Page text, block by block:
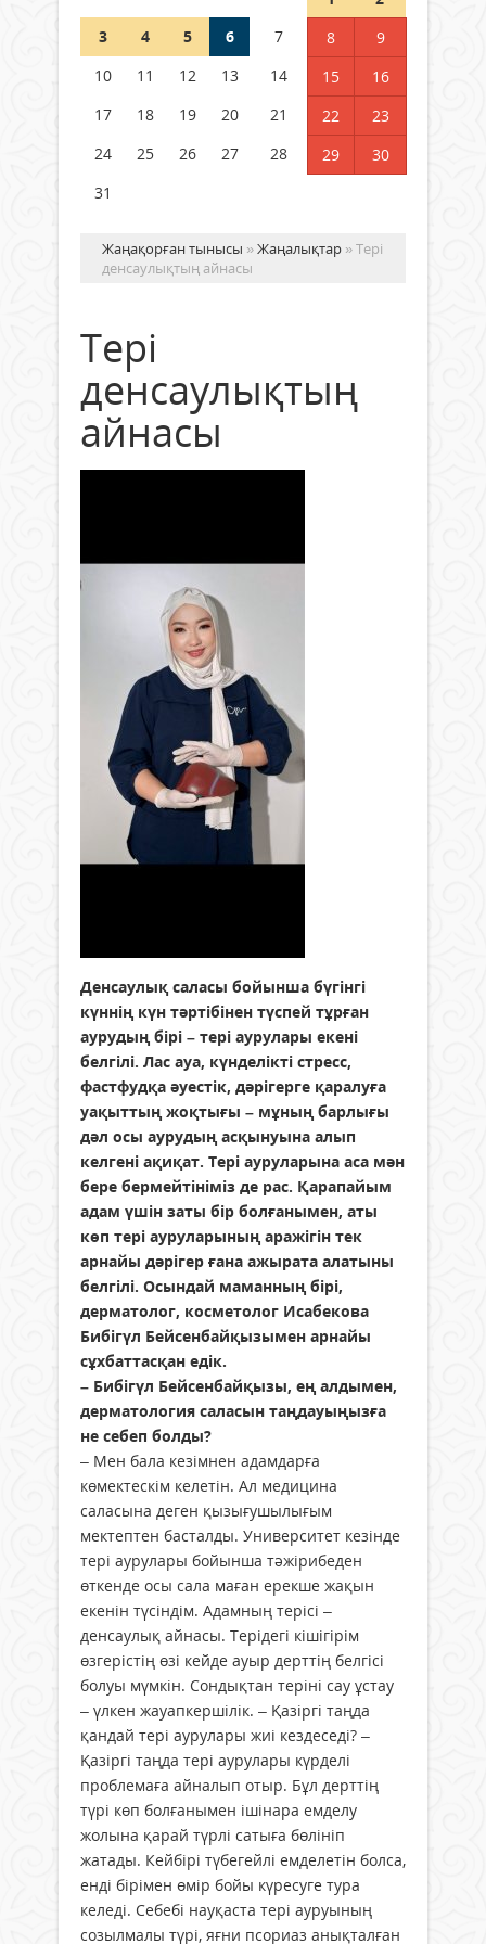
Германия аптап ыстыққа
бастады
04 тамыз 2026 ж.
3
4 5 6 7 8
9
10
11 12 13 14 15
16
17
18 19 20 21 22
23
24
25 26 27 28 29
30
31
Жаңақорған тынысы »Жаңалықтар » Тері
денсаулықтың айнасы
Тері
денсаулықтың
айнасы
Денсаулық саласы бойынша бүгінгі
күннің күн тәртібінен түспей тұрған
аурудың бірі – тері аурулары екені
белгілі. Лас ауа, күнделікті стресс,
фастфудқа әуестік, дәрігерге қаралуға
уақыттың жоқтығы – мұның барлығы
дәл осы аурудың асқынуына алып
келгені ақиқат. Тері ауруларына аса мән
бере бермейтініміз де рас. Қарапайым
адам үшін заты бір болғанымен, аты
көп тері ауруларының аражігін тек
арнайы дәрігер ғана ажырата алатыны
белгілі. Осындай маманның бірі,
дерматолог, косметолог Исабекова
Бибігүл Бейсенбайқызымен арнайы
сұхбаттасқан едік.
– Бибігүл Бейсенбайқызы, ең алдымен,
дерматология саласын таңдауыңызға
не себеп болды?
– Мен бала кезімнен адамдарға
көмектескім келетін. Ал медицина
саласына деген қызығушылығым
мектептен басталды. Университет кезінде
тері аурулары бойынша тәжірибеден
өткенде осы сала маған ерекше жақын
екенін түсіндім. Адамның терісі –
денсаулық айнасы. Терідегі кішігірім
өзгерістің өзі кейде ауыр дерттің белгісі
болуы мүмкін. Сондықтан теріні сау ұстау
– үлкен жауапкершілік. – Қазіргі таңда
қандай тері аурулары жиі кездеседі? –
Қазіргі таңда тері аурулары күрделі
проблемаға айналып отыр. Бұл дерттің
түрі көп болғанымен ішінара емделу
жолына қарай түрлі сатыға бөлініп
жатады. Кейбірі түбегейлі емделетін болса,
енді бірімен өмір бойы күресуге тура
келеді. Себебі науқаста тері ауруының
созылмалы түрі, яғни псориаз анықталған